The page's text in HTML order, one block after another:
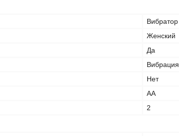
Вибратор
Женский
Да
Вибрация
Нет
AA
2